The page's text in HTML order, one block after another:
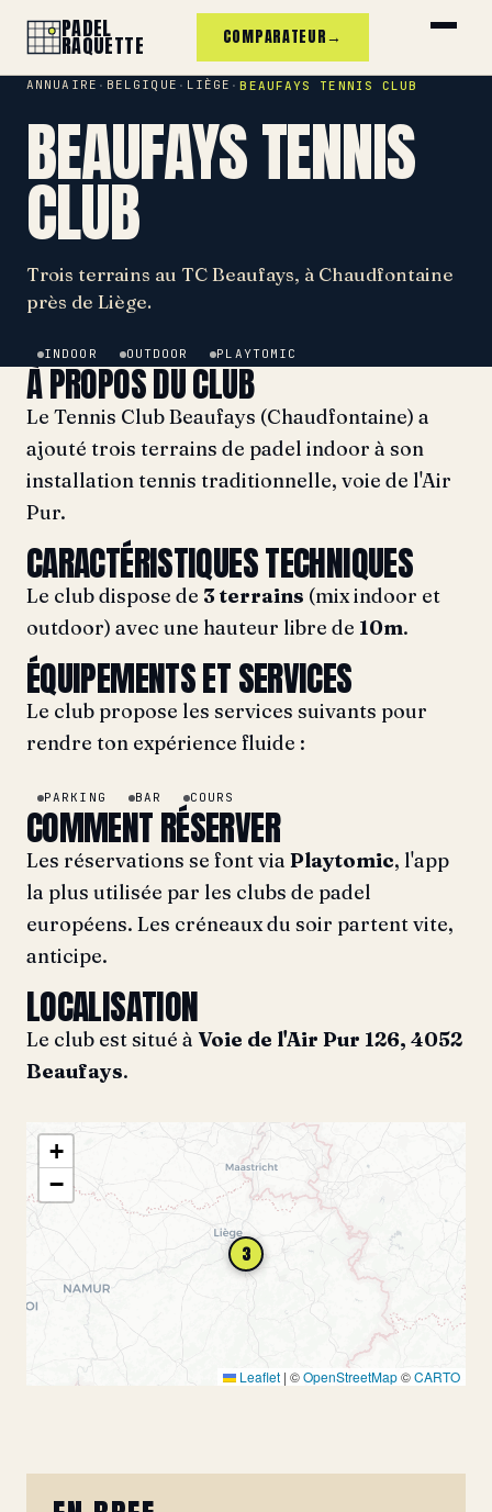
PADEL
RAQUETTE COMPARATEUR→
ANNUAIRE · BELGIQUE · LIÈGE ·BEAUFAYS TENNIS CLUB
BEAUFAYS TENNIS
CLUB
Trois terrains au TC Beaufays, à Chaudfontaine
près de Liège.
INDOOR OUTDOOR PLAYTOMIC
À PROPOS DU CLUB
Le Tennis Club Beaufays (Chaudfontaine) a
ajouté trois terrains de padel indoor à son
installation tennis traditionnelle, voie de l'Air
Pur.
CARACTÉRISTIQUES TECHNIQUES
Le club dispose de 3 terrains (mix indoor et
outdoor) avec une hauteur libre de 10m.
ÉQUIPEMENTS ET SERVICES
Le club propose les services suivants pour
rendre ton expérience fluide :
PARKING BAR COURS
COMMENT RÉSERVER
Les réservations se font via Playtomic, l'app
la plus utilisée par les clubs de padel
européens. Les créneaux du soir partent vite,
anticipe.
LOCALISATION
Le club est situé à Voie de l'Air Pur 126, 4052
Beaufays.
3
+
−
Leaflet | ©OpenStreetMap©CARTO